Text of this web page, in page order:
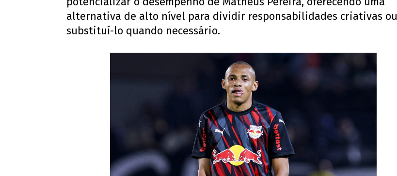
alternativa de alto nível para dividir responsabilidades criativas ou
substituí-lo quando necessário.